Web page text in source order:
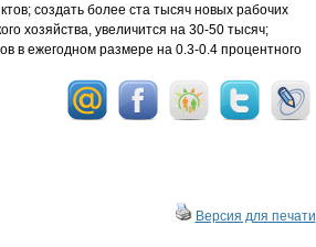
создать более ста тысяч новых рабочих
хозяйства, увеличится на 30-50 тысяч;
в ежегодном размере на 0.3-0.4 процентного
Версия для печати